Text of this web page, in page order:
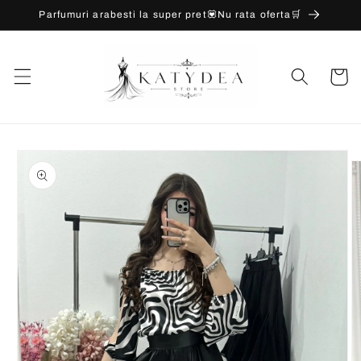
Salt la
conținut
Parfumuri arabesti la super pret💟Nu rata oferta🛒
Coș
despre
produs